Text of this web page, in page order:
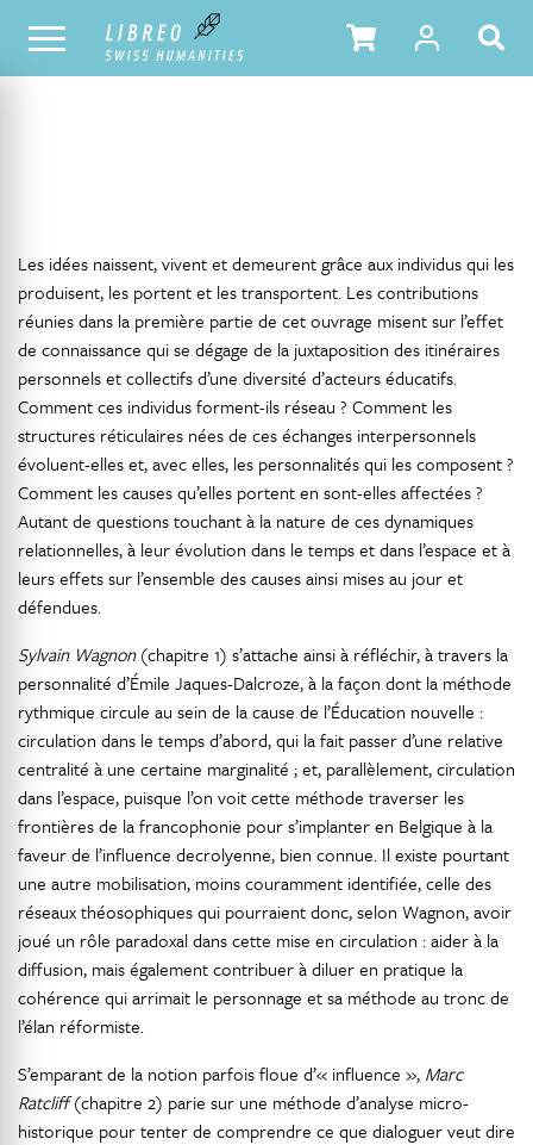
NOTRE CATALOGUE TABLE DES MATIÈRES
Les idées naissent, vivent et demeurent grâce aux individus qui les
produisent, les portent et les transportent. Les contributions
réunies dans la première partie de cet ouvrage misent sur l’effet
de connaissance qui se dégage de la juxtaposition des itinéraires
personnels et collectifs d’une diversité d’acteurs éducatifs.
Comment ces individus forment-ils réseau ? Comment les
structures réticulaires nées de ces échanges interpersonnels
évoluent-elles et, avec elles, les personnalités qui les composent ?
Comment les causes qu’elles portent en sont-elles affectées ?
Autant de questions touchant à la nature de ces dynamiques
relationnelles, à leur évolution dans le temps et dans l’espace et à
leurs effets sur l’ensemble des causes ainsi mises au jour et
défendues.
Sylvain Wagnon(chapitre 1) s’attache ainsi à réfléchir, à travers la
personnalité d’Émile Jaques-Dalcroze, à la façon dont la méthode
rythmique circule au sein de la cause de l’Éducation nouvelle :
circulation dans le temps d’abord, qui la fait passer d’une relative
centralité à une certaine marginalité ; et, parallèlement, circulation
dans l’espace, puisque l’on voit cette méthode traverser les
frontières de la francophonie pour s’implanter en Belgique à la
faveur de l’influence decrolyenne, bien connue. Il existe pourtant
une autre mobilisation, moins couramment identifiée, celle des
réseaux théosophiques qui pourraient donc, selon Wagnon, avoir
joué un rôle paradoxal dans cette mise en circulation : aider à la
diffusion, mais également contribuer à diluer en pratique la
cohérence qui arrimait le personnage et sa méthode au tronc de
l’élan réformiste.
S’emparant de la notion parfois floue d’« influence », Marc
Ratcliff(chapitre 2) parie sur une méthode d’analyse micro-
historique pour tenter de comprendre ce que dialoguer veut dire